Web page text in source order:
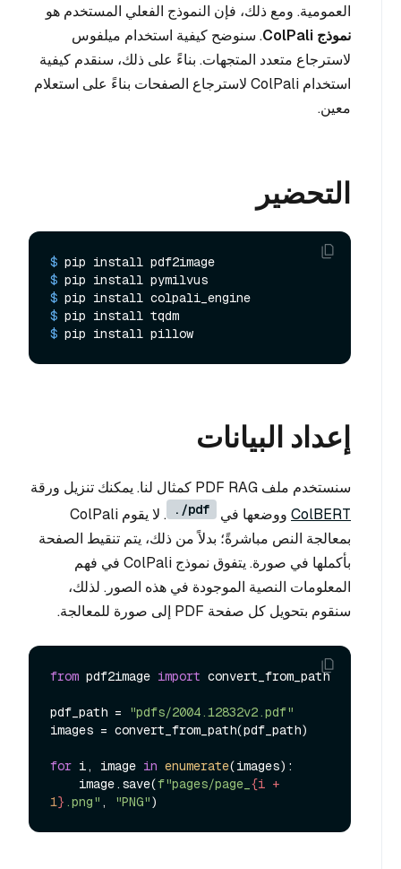
العمومية. ومع ذلك، فإن النموذج الفعلي المستخدم هو
نموذج ColPali
. سنوضح كيفية استخدام ميلفوس
لاسترجاع متعدد المتجهات. بناءً على ذلك، سنقدم كيفية
استخدام ColPali لاسترجاع الصفحات بناءً على استعلام
معين.
التحضير
$ pip install pdf2image
$ pip install pymilvus
$ pip install colpali_engine
$ pip install tqdm
$ pip install pillow
إعداد البيانات
سنستخدم ملف PDF RAG كمثال لنا. يمكنك تنزيل ورقة
ColBERT ووضعها في ./pdf
. لا يقوم ColPali
بمعالجة النص مباشرةً؛ بدلاً من ذلك، يتم تنقيط الصفحة
بأكملها في صورة. يتفوق نموذج ColPali في فهم
المعلومات النصية الموجودة في هذه الصور. لذلك،
سنقوم بتحويل كل صفحة PDF إلى صورة للمعالجة.
from pdf2image import convert_from_path
pdf_path =
"pdfs/2004.12832v2.pdf"
images = convert_from_path(pdf_path)
for i, image in enumerate(images):
    image.save(
f"pages/page_
1} .png" , "PNG"